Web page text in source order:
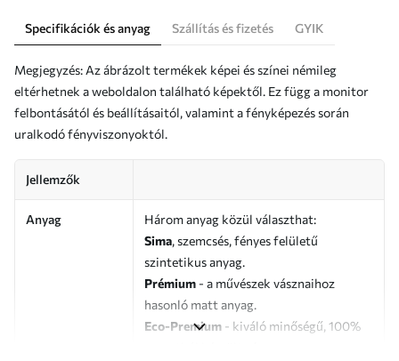
Specifikációk és anyag Szállítás és fizetés GYIK
Megjegyzés: Az ábrázolt termékek képei és színei némileg
eltérhetnek a weboldalon található képektől. Ez függ a monitor
felbontásától és beállításaitól, valamint a fényképezés során
uralkodó fényviszonyoktól.
Jellemzők
Anyag
Három anyag közül választhat:
Sima, szemcsés, fényes felületű
szintetikus anyag.
Prémium - a művészek vásznaihoz
hasonló matt anyag.
Eco-Premium - kiváló minőségű, 100%